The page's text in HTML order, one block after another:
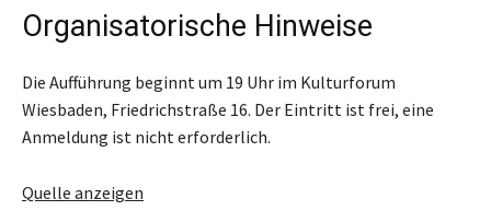
Organisatorische Hinweise
Die Aufführung beginnt um 19 Uhr im Kulturforum
Wiesbaden, Friedrichstraße 16. Der Eintritt ist frei, eine
Anmeldung ist nicht erforderlich.
Quelle anzeigen